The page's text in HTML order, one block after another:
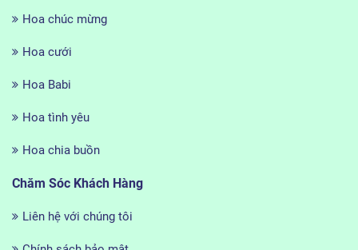
Hoa chúc mừng
Hoa cưới
Hoa Babi
Hoa tình yêu
Hoa chia buồn
Chăm Sóc Khách Hàng
Liên hệ với chúng tôi